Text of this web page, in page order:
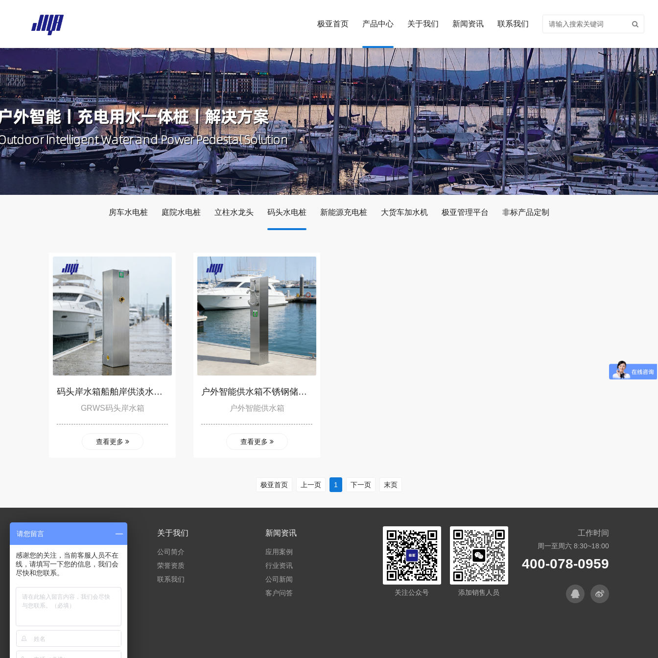
极亚首页 产品中心 关于我们 新闻资讯 联系我们
房车水电桩 庭院水电桩 立柱水龙头 码头水电桩 新能源充电桩 大货车加水机 极亚管理平台 非标产品定制
码头岸水箱船舶岸供淡水储备箱游艇港口智能储水设备GRWS-S11A
GRWS码头岸水箱
查看更多
户外智能供水箱不锈钢储水设备GRWS1101515S-A
户外智能供水箱
查看更多
极亚首页 上一页 1 下一页 末页
房车水电桩
庭院水电桩
码头水电桩
新能源充电桩
非标产品定制
关于我们
公司简介
荣誉资质
联系我们
新闻资讯
应用案例
行业资讯
公司新闻
客户问答
工作时间
周一至周六 8:30~18:00
400-078-0959
关注公众号 添加销售人员
请您留言
感谢您的关注，当前客服人员不在
线，请填写一下您的信息，我们会
尽快和您联系。